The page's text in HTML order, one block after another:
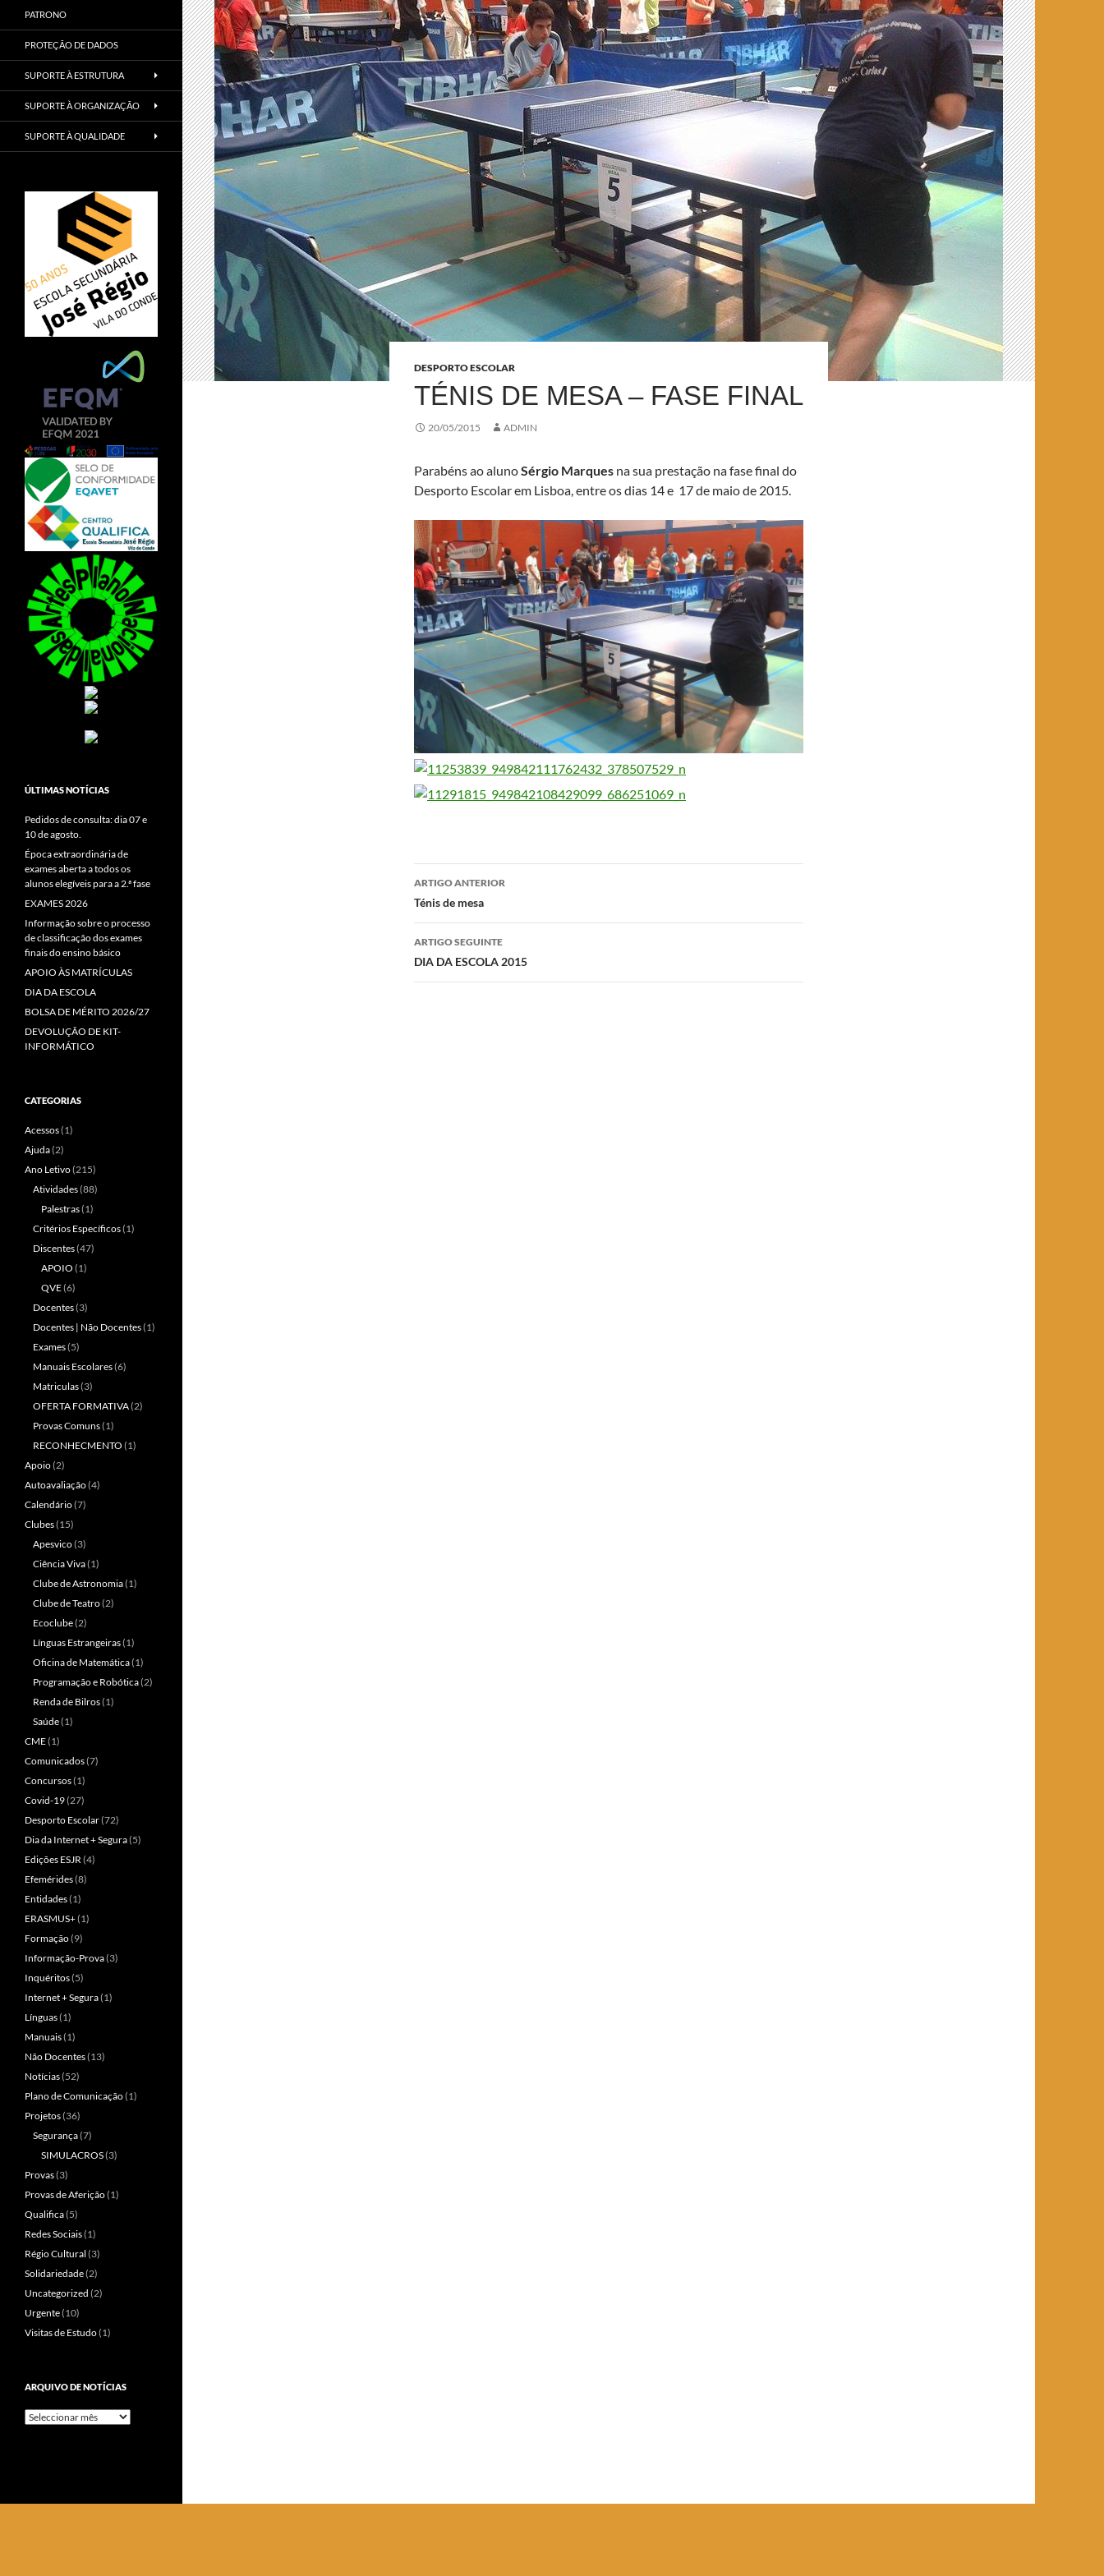
DESPORTO ESCOLAR
TÉNIS DE MESA – FASE FINAL
20/05/2015 ADMIN
Parabéns ao alunoSérgio Marques na sua prestação na fase final do
Desporto Escolar em Lisboa, entre os dias 14 e 17 de maio de 2015.
Navegação
de
artigos
ARTIGO ANTERIOR
Ténis de mesa
ARTIGO SEGUINTE
DIA DA ESCOLA 2015
PATRONO
PROTEÇÃO DE DADOS
SUPORTE À ESTRUTURA
SUPORTE À ORGANIZAÇÃO
SUPORTE À QUALIDADE
ÚLTIMAS NOTÍCIAS
Pedidos de consulta: dia 07 e
10 de agosto.
Época extraordinária de
exames aberta a todos os
alunos elegíveis para a 2.ª fase
EXAMES 2026
Informação sobre o processo
de classificação dos exames
finais do ensino básico
APOIO ÀS MATRÍCULAS
DIA DA ESCOLA
BOLSA DE MÉRITO 2026/27
DEVOLUÇÃO DE KIT-
INFORMÁTICO
CATEGORIAS
Acessos(1)
Ajuda(2)
Ano Letivo(215)
Atividades(88)
Palestras(1)
Critérios Específicos(1)
Discentes(47)
APOIO (1)
QVE(6)
Docentes(3)
Docentes | Não Docentes(1)
Exames(5)
Manuais Escolares(6)
Matriculas(3)
OFERTA FORMATIVA(2)
Provas Comuns(1)
RECONHECMENTO (1)
Apoio(2)
Autoavaliação(4)
Calendário(7)
Clubes(15)
Apesvico(3)
Ciência Viva(1)
Clube de Astronomia(1)
Clube de Teatro(2)
Ecoclube(2)
Línguas Estrangeiras(1)
Oficina de Matemática(1)
Programação e Robótica(2)
Renda de Bilros(1)
Saúde(1)
CME(1)
Comunicados(7)
Concursos(1)
Covid-19(27)
Desporto Escolar(72)
Dia da Internet + Segura(5)
Edições ESJR (4)
Efemérides(8)
Entidades(1)
ERASMUS+(1)
Formação(9)
Informação-Prova(3)
Inquéritos(5)
Internet + Segura(1)
Línguas(1)
Manuais(1)
Não Docentes(13)
Notícias(52)
Plano de Comunicação(1)
Projetos(36)
Segurança(7)
SIMULACROS(3)
Provas(3)
Provas de Aferição(1)
Qualifica(5)
Redes Sociais(1)
Régio Cultural (3)
Solidariedade(2)
Uncategorized (2)
Urgente(10)
Visitas de Estudo(1)
ARQUIVO DE NOTÍCIAS
Arquivo